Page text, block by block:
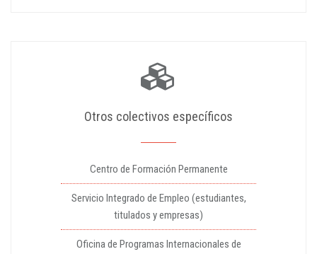
Otros colectivos específicos
Centro de Formación Permanente
Servicio Integrado de Empleo (estudiantes,
titulados y empresas)
Oficina de Programas Internacionales de